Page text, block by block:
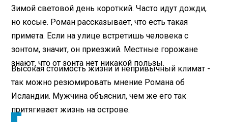
Зимой световой день короткий. Часто идут дожди,
но косые. Роман рассказывает, что есть такая
примета. Если на улице встретишь человека с
зонтом, значит, он приезжий. Местные горожане
знают, что от зонта нет никакой пользы.
Высокая стоимость жизни и непривычный климат -
так можно резюмировать мнение Романа об
Исландии. Мужчина объяснил, чем же его так
притягивает жизнь на острове.